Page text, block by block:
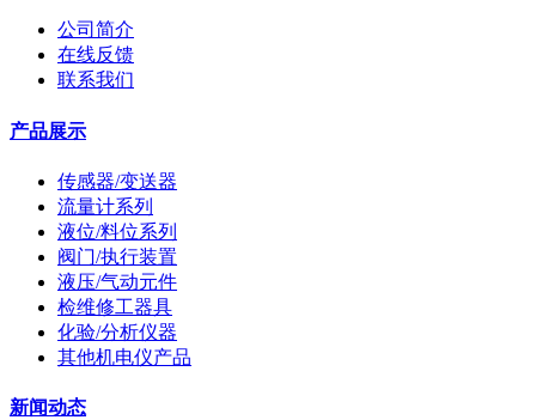
公司简介
在线反馈
联系我们
产品展示
传感器/变送器
流量计系列
液位/料位系列
阀门/执行装置
液压/气动元件
检维修工器具
化验/分析仪器
其他机电仪产品
新闻动态